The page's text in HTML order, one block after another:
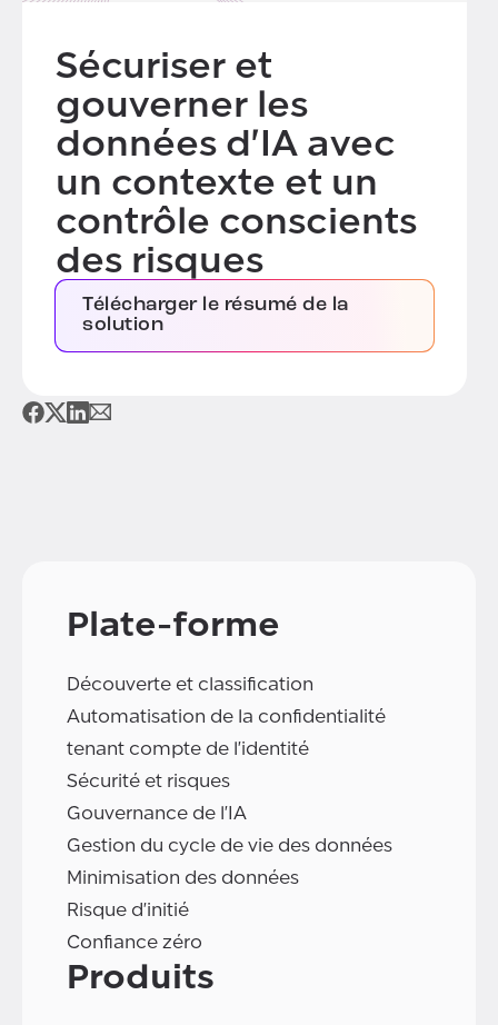
Sécuriser et
gouverner les
données d'IA avec
un contexte et un
contrôle conscients
des risques
Télécharger le résumé de la
solution
Plate-forme
Découverte et classification
Automatisation de la confidentialité
tenant compte de l'identité
Sécurité et risques
Gouvernance de l'IA
Gestion du cycle de vie des données
Minimisation des données
Risque d'initié
Confiance zéro
Produits